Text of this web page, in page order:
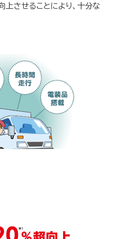
させることにより、十分な